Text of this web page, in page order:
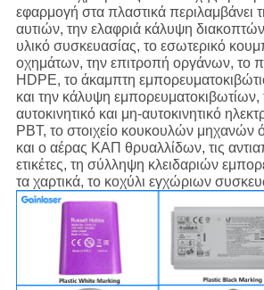
εφαρμογή στα πλαστικά περιλαμβάνει
αυτιών, την ελαφριά κάλυψη
υλικό συσκευασίας, το εσωτερικό
οχημάτων, την επιτροπή οργάνων, το
HDPE, το άκαμπτη
και την κάλυψη εμπορευματοκιβωτίων,
αυτοκινητικό και μη-αυτοκινητικό
PBT, το στοιχείο κουκουλών
και ο αέρας ΚΑΠ θρυαλλίδων, τις
ετικέτες, τη σύλληψη κλειδαριών
τα χαρτικά, το κοχύλι εγχώριων